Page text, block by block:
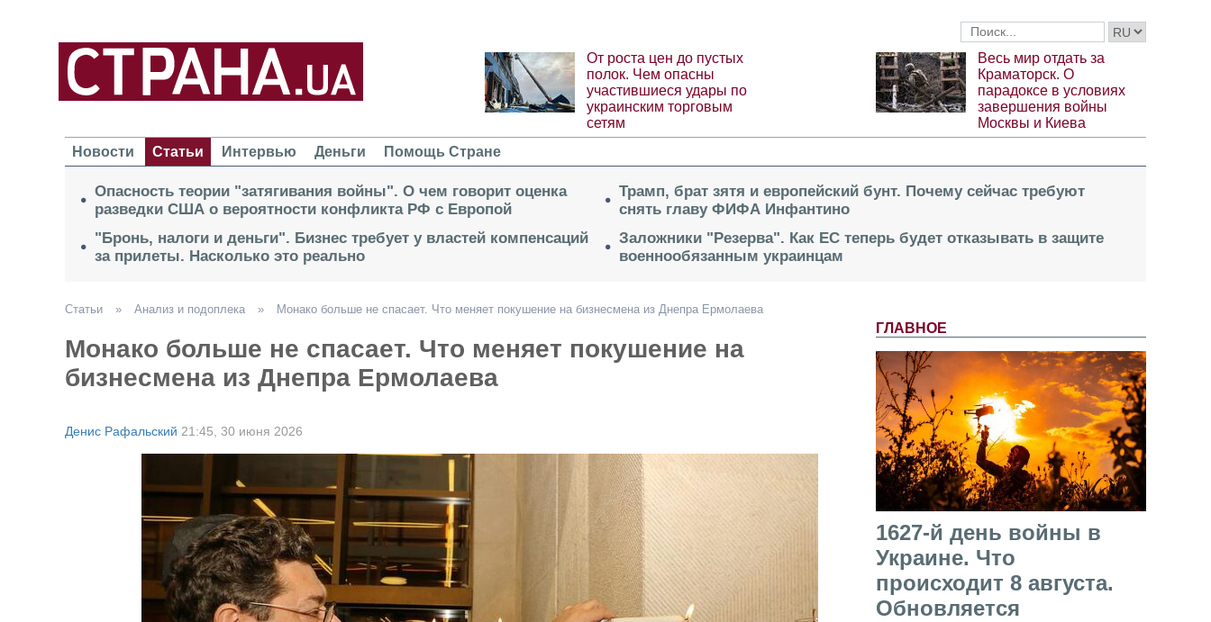
От роста цен до пустых
полок. Чем опасны
участившиеся удары по
украинским торговым
сетям
Весь мир отдать за
Краматорск. О
парадоксе в условиях
завершения войны
Москвы и Киева
Новости
Статьи Интервью Деньги Помощь Стране
Опасность теории "затягивания войны". О чем говорит оценка
разведки США о вероятности конфликта РФ с Европой
"Бронь, налоги и деньги". Бизнес требует у властей компенсаций
за прилеты. Насколько это реально
Трамп, брат зятя и европейский бунт. Почему сейчас требуют
снять главу ФИФА Инфантино
Заложники "Резерва". Как ЕС теперь будет отказывать в защите
военнообязанным украинцам
ГЛАВНОЕ
1627-й день войны в
Украине. Что
происходит 8 августа.
Обновляется
Статьи » Анализ и подоплека » Монако больше не спасает. Что меняет покушение на бизнесмена из Днепра Ермолаева
Монако больше не спасает. Что меняет покушение на
бизнесмена из Днепра Ермолаева
Денис Рафальский 21:45, 30 июня 2026